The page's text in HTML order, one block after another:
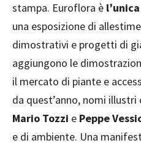
stampa. Euroflora è
una esposizione di
dimostrativi e progetti di
aggiungono le
il mercato di piante e
da quest’anno, nomi illustri
Mario Tozzi e Peppe
e di ambiente. Una